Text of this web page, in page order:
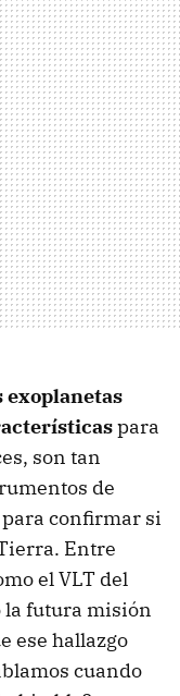
exoplanetas
para
son tan
de
confirmar si
Entre
el VLT del
la futura misión
ese hallazgo
cuando